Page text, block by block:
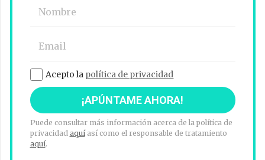
Acepto la política de privacidad
Puede consultar más información acerca de la política de
privacidad aquíasí como el responsable de tratamiento
aquí.